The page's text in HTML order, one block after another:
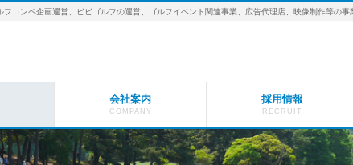
コンペ企画運営、ビビゴルフの運営、ゴルフイベント関連事業、広告代理店、映像制作等の事
会社案内
COMPANY
採用情報
RECRUIT